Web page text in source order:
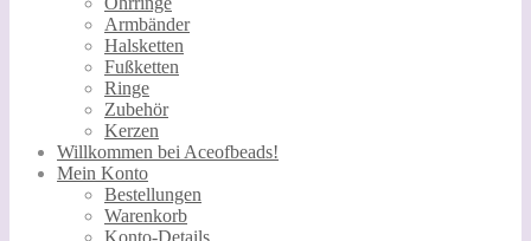
Armbänder
Halsketten
Fußketten
Ringe
Zubehör
Kerzen
Willkommen bei Aceofbeads!
Mein Konto
Bestellungen
Warenkorb
Konto-Details